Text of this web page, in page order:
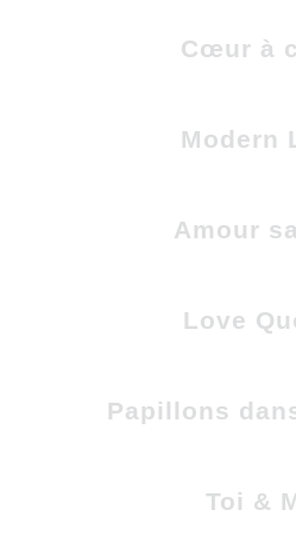
Cœur à
Modern
Amour
Love
Papillons
Toi &